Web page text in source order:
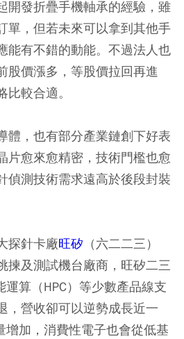
開發折疊手機軸承的經驗，雖
單，但若未來可以拿到其他手
能有不錯的動能。不過法人也
股價漲多，等股價拉回再進
較合適。
體，也有部分產業鏈創下好表
片愈來愈精密，技術門檻也愈
偵測技術需求遠高於後段封裝
探針卡廠旺矽 （六二二三）
揀及測試機台廠商，旺矽二三
算（HPC）等少數產品線支
，營收卻可以逆勢成長近一
增加，消費性電子也會從低基